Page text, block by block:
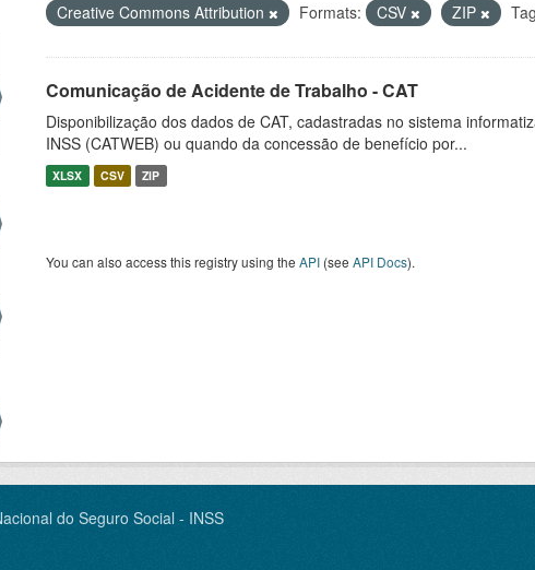
Creative Commons Attribution
Formats: CSV ZIP
Comunicação de Acidente de Trabalho - CAT
Disponibilização dos dados de CAT, cadastradas no sistema
INSS (CATWEB) ou quando da concessão de benefício por...
XLSX CSV ZIP
You can also access this registry using the API (see API Docs).
do Seguro Social - INSS